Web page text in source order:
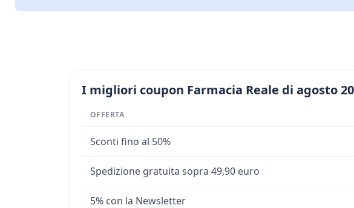
I migliori coupon Farmacia Reale di agosto
OFFERTA
Sconti fino al 50%
Spedizione gratuita sopra 49,90 euro
5% con la Newsletter